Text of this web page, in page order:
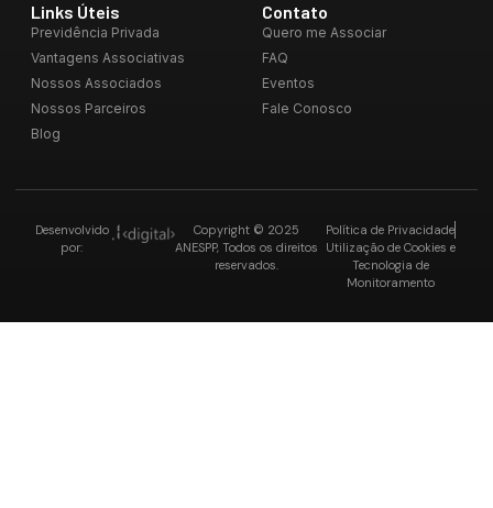
Links Úteis
Previdência Privada
Vantagens Associativas
Nossos Associados
Nossos Parceiros
Blog
Contato
Quero me Associar
FAQ
Eventos
Fale Conosco
Copyright © 2025
ANESPP, Todos os direitos
reservados.
Desenvolvido
por:
Política de Privacidade
Utilização de Cookies e
Tecnologia de
Monitoramento